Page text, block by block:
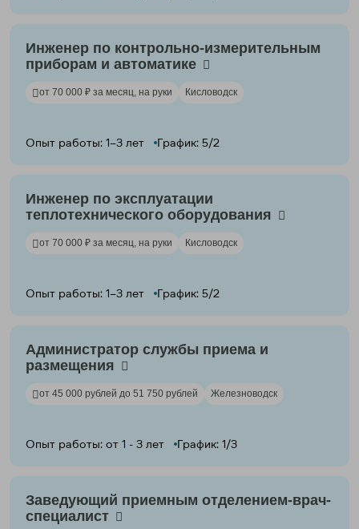
Инженер по контрольно-измерительным
приборам и автоматике
от 70 000 ₽ за месяц, на руки Кисловодск
Опыт работы: 1–3 лет График: 5/2
Инженер по эксплуатации
теплотехнического оборудования
от 70 000 ₽ за месяц, на руки Кисловодск
Опыт работы: 1–3 лет График: 5/2
Администратор службы приема и
размещения
от 45 000 рублей до 51 750 рублей Железноводск
Опыт работы: от 1 - 3 лет График: 1/3
Заведующий приемным отделением-врач-
специалист